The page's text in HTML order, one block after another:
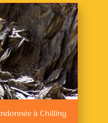
à Chilling